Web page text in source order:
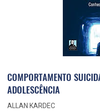
COMPORTAMENTO
ADOLESCÊNCIA
ALLAN KARDEC